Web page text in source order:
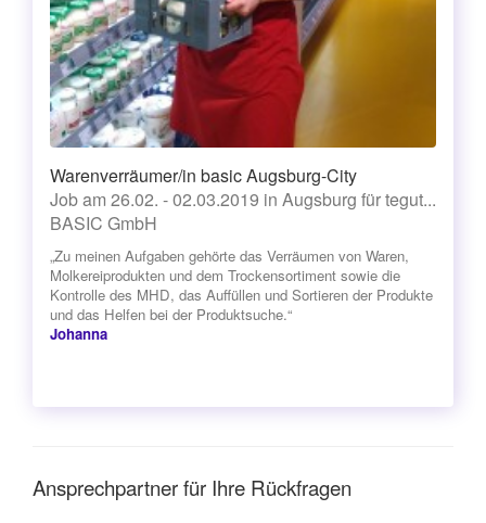
Warenverräumer/in basic Augsburg-City
Job am 26.02. - 02.03.2019 in Augsburg für tegut...
BASIC GmbH
„Zu meinen Aufgaben gehörte das Verräumen von Waren,
Molkereiprodukten und dem Trockensortiment sowie die
Kontrolle des MHD, das Auffüllen und Sortieren der Produkte
und das Helfen bei der Produktsuche.“
Johanna
Ansprechpartner für Ihre Rückfragen